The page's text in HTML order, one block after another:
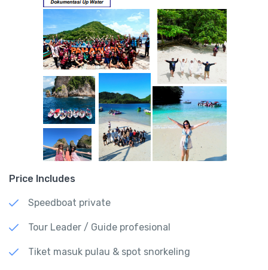
Price Includes
Speedboat private
Tour Leader / Guide profesional
Tiket masuk pulau & spot snorkeling